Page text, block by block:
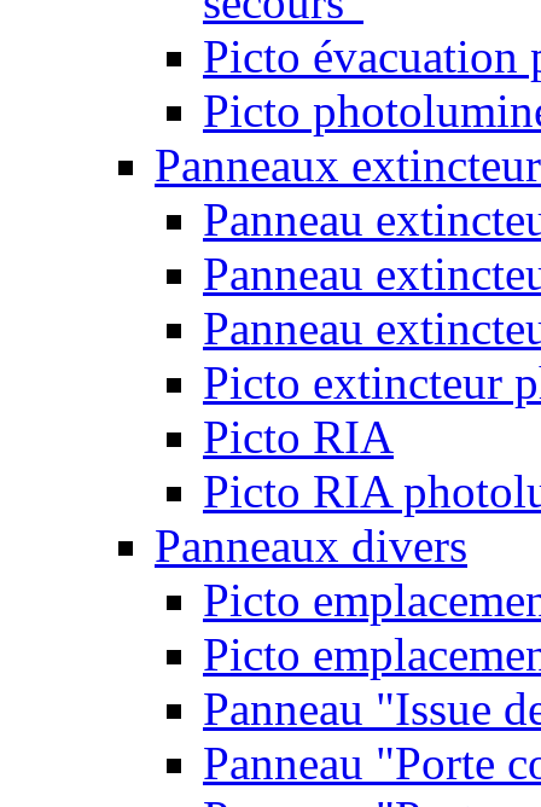
Picto évacuation
Picto
Panneaux
Panneau
Panneau
Panneau
Picto extincteur
Picto RIA
Picto RIA
Panneaux divers
Picto
Picto
Panneau "Issue
Panneau "Porte